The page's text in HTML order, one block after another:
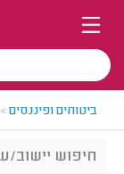
ביטוחים ופיננסים>